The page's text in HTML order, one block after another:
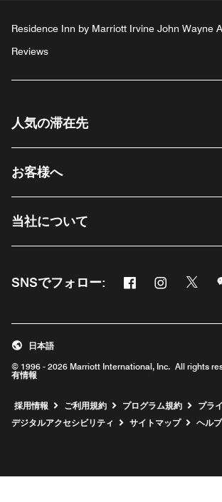
Residence Inn by Marriott Irvine John Wayne
Reviews
人気の滞在先
お客様へ
当社について
SNSでフォロー: Facebook
新しいウィンド
Instagram
新しいウィ
新し
© 1996 - 2026 Marriott International, Inc. All rights
有情報
日本語
採用情報 新しいウィンドウで開く
ご利用規約 プログラム規約
プラ
デジタルアクセシビリティ
サイトマップ ヘルプ